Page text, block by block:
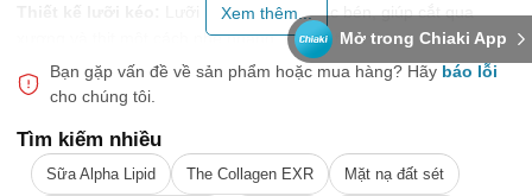
Mở trong Chiaki App
Lưỡi kéo được mài sắc bén, giúp cắt qua
xương và thịt một cách nhẹ nhàng, không tốn sức.
Tay cầm:
Tay cầm có độ bám tốt, chống trượt, cho phép bạn cắt
một cách chính xác mà không lo bị trượt tay.
Cắt Gà Dễ Dàng:Kéo thích hợp cho việc cắt gà nguyên con, lóc
xương, hay chia nhỏ phần thịt một cách nhanh chóng.
Xem thêm...
Bạn gặp vấn đề về sản phẩm hoặc mua hàng? Hãy báo lỗi
cho chúng tôi.
Tìm kiếm nhiều
Sữa Alpha Lipid The Collagen EXR Mặt nạ đất sét